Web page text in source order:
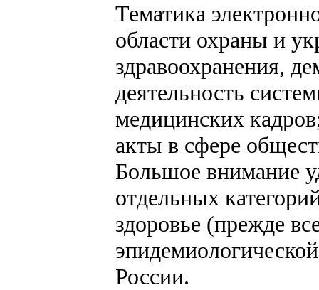
Тематика
области охраны и
здравоохранения,
деятельность
медицинских
акты в сфере
Большое внимание
отдельных
здоровье (прежде
России.